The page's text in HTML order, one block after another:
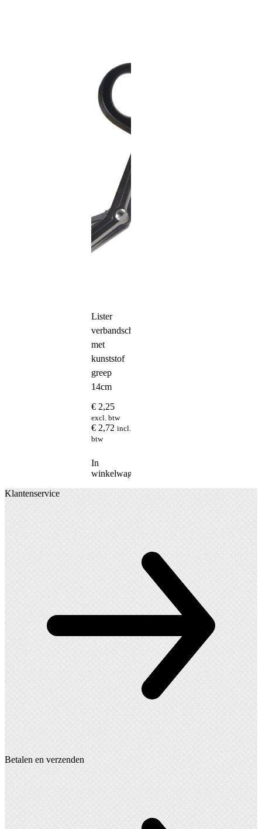
Lister
verbandschaar
met
kunststof
greep
14cm
€ 2,25
excl. btw
€ 2,72 incl.
btw
In
winkelwagen
Klantenservice
Betalen en verzenden